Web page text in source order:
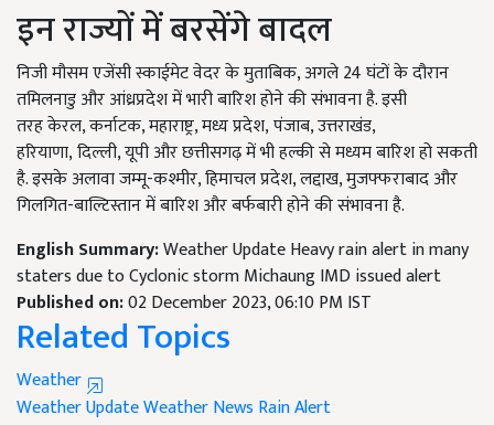
इन राज्यों में बरसेंगे बादल
निजी मौसम एजेंसी स्काईमेट वेदर के मुताबिक, अगले 24 घंटों के दौरान
तमिलनाडु और आंध्रप्रदेश में भारी बारिश होने की संभावना है. इसी
तरहकेरल, कर्नाटक, महाराष्ट्र, मध्य प्रदेश, पंजाब, उत्तराखंड,
हरियाणा, दिल्ली, यूपी और छत्तीसगढ़ में भी हल्की से मध्यम बारिश हो सकती
है. इसके अलावा जम्मू-कश्मीर, हिमाचल प्रदेश, लद्दाख, मुजफ्फराबाद और
गिलगित-बाल्टिस्तान में बारिश और बर्फबारी होने की संभावना है.
English Summary:Weather Update Heavy rain alert in many
staters due to Cyclonic storm Michaung IMD issued alert
Published on:02 December 2023, 06:10 PM IST
Related Topics
Weather
Weather UpdateWeather News Rain Alert